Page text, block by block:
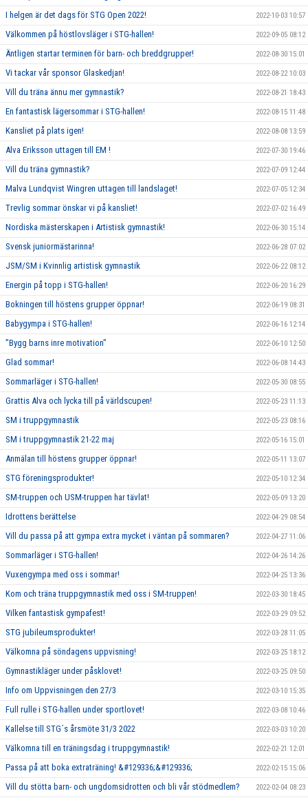
I helgen är det dags för STG Open 2022! 2022-10-03 10:57
Välkommen på höstlovsläger i STG-hallen! 2022-09-05 08:12
Äntligen startar terminen för barn- och breddgrupper! 2022-08-30 15:01
Vi tackar vår sponsor Glaskedjan! 2022-08-22 10:03
Vill du träna ännu mer gymnastik? 2022-08-21 18:43
En fantastisk lägersommar i STG-hallen! 2022-08-15 11:48
Kansliet på plats igen! 2022-08-08 13:59
Alva Eriksson uttagen till EM ! 2022-07-30 19:46
Vill du träna gymnastik? 2022-07-09 12:44
Malva Lundqvist Wingren uttagen till landslaget! 2022-07-05 12:34
Trevlig sommar önskar vi på kansliet! 2022-07-02 16:49
Nordiska mästerskapen i Artistisk gymnastik! 2022-06-30 15:14
Svensk juniormästarinna! 2022-06-28 07:02
JSM/SM i Kvinnlig artistisk gymnastik 2022-06-22 08:12
Energin på topp i STG-hallen! 2022-06-20 16:29
Bokningen till höstens grupper öppnar! 2022-06-19 08:31
Babygympa i STG-hallen! 2022-06-16 12:14
”Bygg barns inre motivation” 2022-06-10 12:50
Glad sommar! 2022-06-08 14:43
Sommarläger i STG-hallen! 2022-05-30 08:55
Grattis Alva och lycka till på världscupen! 2022-05-23 11:13
SM i truppgymnastik 2022-05-23 08:16
SM i truppgymnastik 21-22 maj 2022-05-16 15:01
Anmälan till höstens grupper öppnar! 2022-05-11 13:07
STG föreningsprodukter! 2022-05-10 12:34
SM-truppen och USM-truppen har tävlat! 2022-05-09 13:20
Idrottens berättelse 2022-04-29 08:54
Vill du passa på att gympa extra mycket i väntan på sommaren? 2022-04-27 11:06
Sommarläger i STG-hallen! 2022-04-26 14:26
Vuxengympa med oss i sommar! 2022-04-25 13:36
Kom och träna truppgymnastik med oss i SM-truppen! 2022-03-30 18:45
Vilken fantastisk gympafest! 2022-03-29 09:52
STG jubileumsprodukter! 2022-03-28 11:05
Välkomna på söndagens uppvisning! 2022-03-25 18:12
Gymnastikläger under påsklovet! 2022-03-25 09:50
Info om Uppvisningen den 27/3 2022-03-10 15:35
Full rulle i STG-hallen under sportlovet! 2022-03-08 10:46
Kallelse till STG´s årsmöte 31/3 2022 2022-03-03 10:20
Välkomna till en träningsdag i truppgymnastik! 2022-02-21 12:01
Passa på att boka extraträning! &#129336;&#129336; 2022-02-15 15:06
Vill du stötta barn- och ungdomsidrotten och bli vår stödmedlem? 2022-02-04 08:23